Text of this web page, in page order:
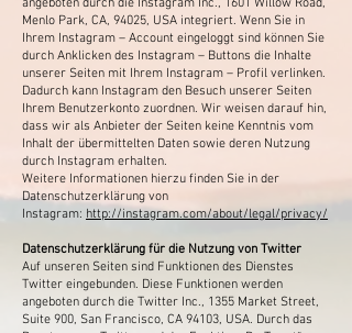
Menlo Park, CA, 94025, USA integriert. Wenn Sie in
Ihrem Instagram – Account eingeloggt sind können Sie
durch Anklicken des Instagram – Buttons die Inhalte
unserer Seiten mit Ihrem Instagram – Profil verlinken.
Dadurch kann Instagram den Besuch unserer Seiten
Ihrem Benutzerkonto zuordnen. Wir weisen darauf hin,
dass wir als Anbieter der Seiten keine Kenntnis vom
Inhalt der übermittelten Daten sowie deren Nutzung
durch Instagram erhalten.
Weitere Informationen hierzu finden Sie in der
Datenschutzerklärung von
Instagram: http://instagram.com/about/legal/privacy/
Datenschutzerklärung für die Nutzung von Twitter
Auf unseren Seiten sind Funktionen des Dienstes
Twitter eingebunden. Diese Funktionen werden
angeboten durch die Twitter Inc., 1355 Market Street,
Suite 900, San Francisco, CA 94103, USA. Durch das